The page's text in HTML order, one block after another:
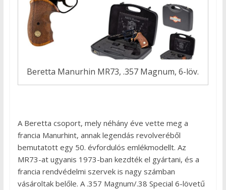
Beretta Manurhin MR73, .357 Magnum, 6-löv.
A Beretta csoport, mely néhány éve vette meg a
francia Manurhint, annak legendás revolveréből
bemutatott egy 50. évfordulós emlékmodellt. Az
MR73-at ugyanis 1973-ban kezdték el gyártani, és a
francia rendvédelmi szervek is nagy számban
vásároltak belőle. A .357 Magnum/.38 Special 6-lövetű